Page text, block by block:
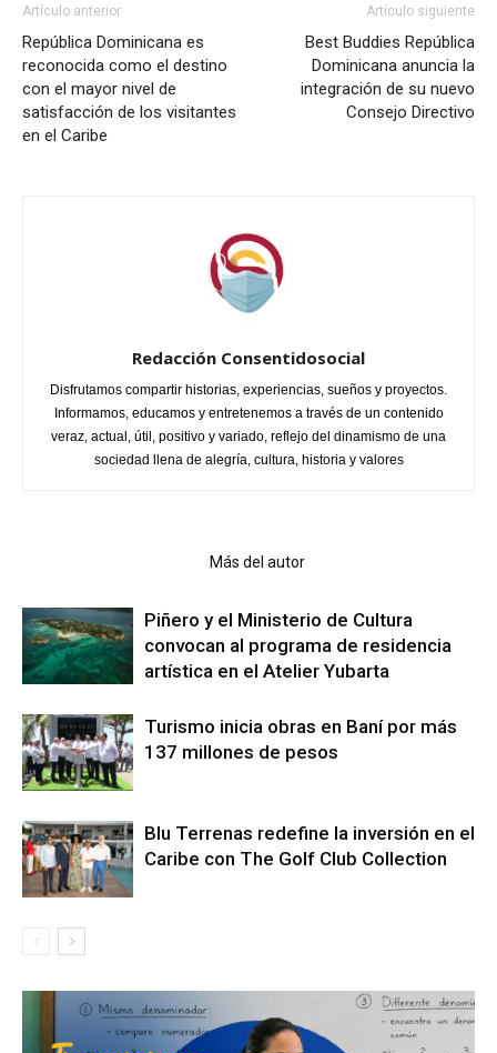
Artículo anterior
República Dominicana es
reconocida como el destino
con el mayor nivel de
satisfacción de los visitantes
en el Caribe
Artículo siguiente
Best Buddies República
Dominicana anuncia la
integración de su nuevo
Consejo Directivo
Redacción Consentidosocial
Disfrutamos compartir historias, experiencias, sueños y proyectos.
Informamos, educamos y entretenemos a través de un contenido
veraz, actual, útil, positivo y variado, reflejo del dinamismo de una
sociedad llena de alegría, cultura, historia y valores
Más del autor
Piñero y el Ministerio de Cultura
convocan al programa de residencia
artística en el Atelier Yubarta
Turismo inicia obras en Baní por más
137 millones de pesos
Blu Terrenas redefine la inversión en el
Caribe con The Golf Club Collection